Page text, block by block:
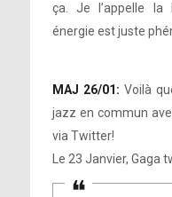
ça. Je l’appelle la
énergie est juste
MAJ 26/01: Voilà
jazz en commun
via Twitter!
Le 23 Janvier, Gaga